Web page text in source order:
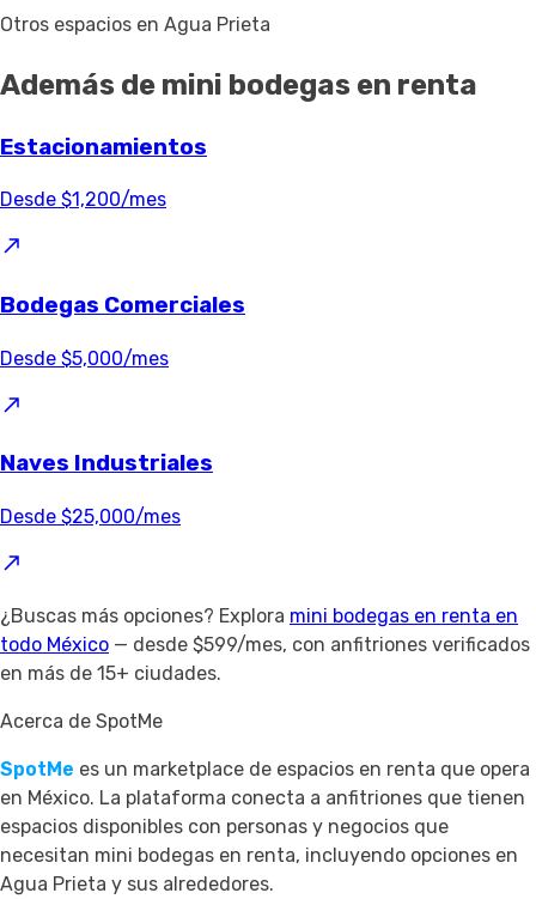
Otros espacios en Agua Prieta
Además de mini bodegas en renta
Estacionamientos
Desde $1,200/mes
Bodegas Comerciales
Desde $5,000/mes
Naves Industriales
Desde $25,000/mes
¿Buscas más opciones? Explora mini bodegas en renta en
todo México — desde $599/mes, con anfitriones verificados
en más de 15+ ciudades.
Acerca de SpotMe
SpotMe es un marketplace de espacios en renta que opera
en México. La plataforma conecta a anfitriones que tienen
espacios disponibles con personas y negocios que
necesitan mini bodegas en renta, incluyendo opciones en
Agua Prieta y sus alrededores.